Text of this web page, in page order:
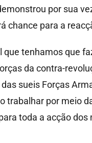
por sua
chance para a
que tenhamos que
da contra-
sueis Forças
trabalhar por meio
toda a acção